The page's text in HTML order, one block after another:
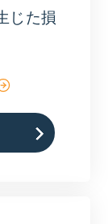
じた損